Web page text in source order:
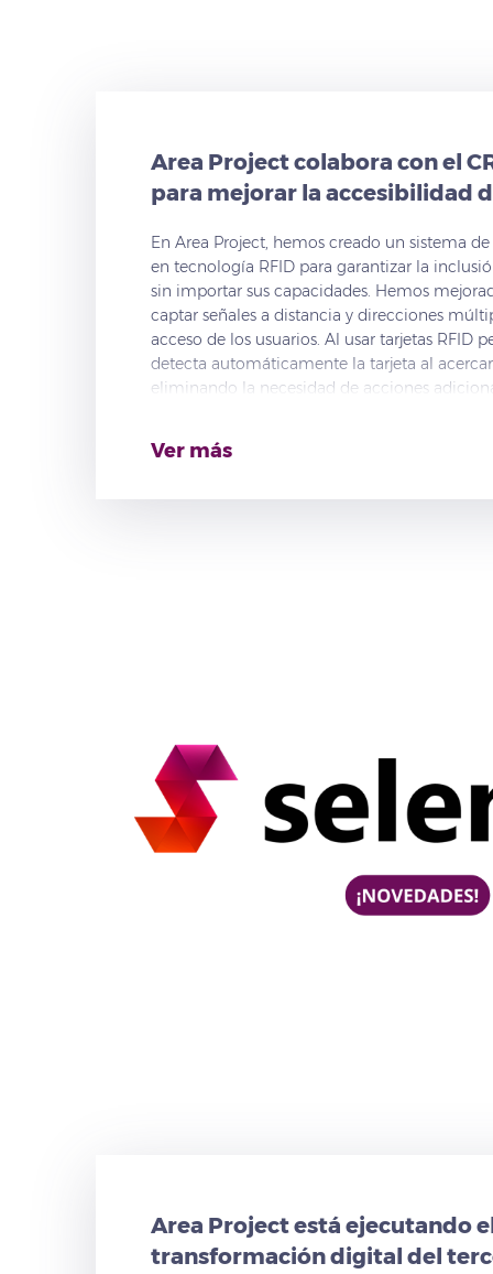
Area Project colabora con el
para mejorar la accesibilidad
En Area Project, hemos creado un sistema
en tecnología RFID para garantizar la
sin importar sus capacidades. Hemos
captar señales a distancia y direcciones
acceso de los usuarios. Al usar tarjetas RFID
detecta automáticamente la tarjeta al
eliminando la necesidad de acciones
una gestión eficiente de los accesos y la
Ver más
Area Project está ejecutando
transformación digital del